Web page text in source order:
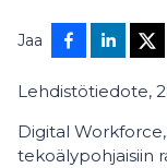
Jaa
Lehdistötiedote,
Digital
tekoälypohjaisiin